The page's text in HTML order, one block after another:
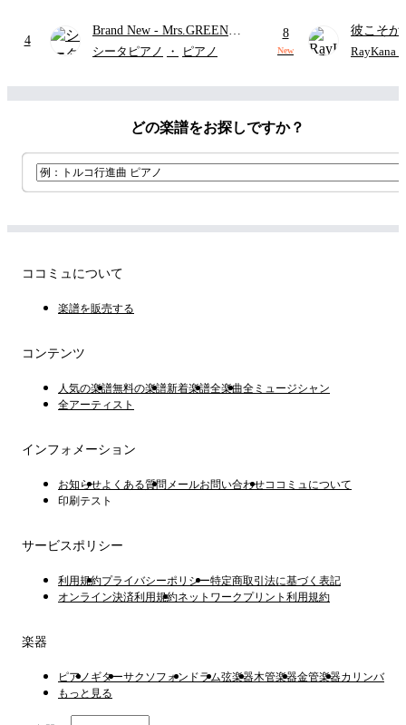
4
Brand New - Mrs.GREEN
APPLE
シータピアノ ・ ピアノ
8
New
彼こそが
Caribbean
RayKana
どの楽譜をお探しですか？
ココミュについて
楽譜を販売する
コンテンツ
人気の楽譜無料の楽譜新着楽譜全楽曲全ミュージシャン
全アーティスト
インフォメーション
お知らせよくある質問 メールお問い合わせココミュについて
印刷テスト
サービスポリシー
利用規約プライバシーポリシー特定商取引法に基づく表記
オンライン決済利用規約ネットワークプリント利用規約
楽器
ピアノ ギターサクソフォン ドラム弦楽器木管楽器金管楽器カリンバ
もっと見る